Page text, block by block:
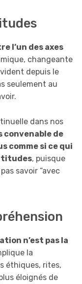
l’un des axes
changeante
depuis le
seulement au
dans nos
convenable de
comme si ce qui
, puisque
savoir “avec
n’est pas la
la
éthiques, rites,
éloignés de